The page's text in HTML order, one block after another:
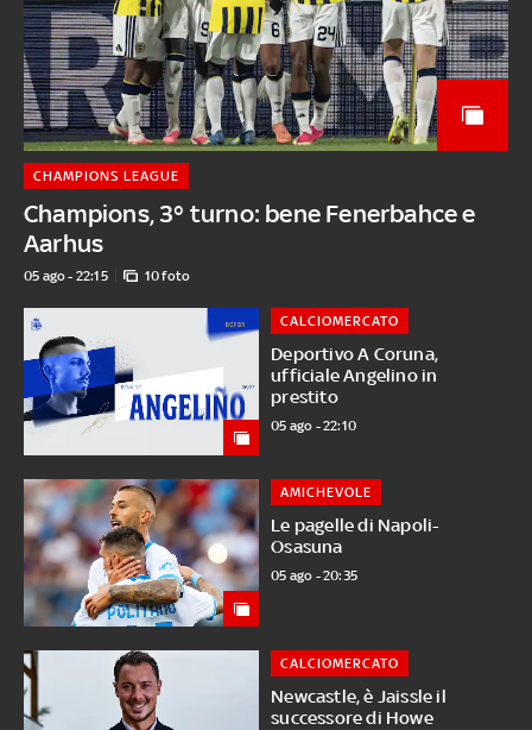
Champions, 3° turno: bene Fenerbahce e
Aarhus
CHAMPIONS LEAGUE
05 ago - 22:15 10 foto
Deportivo A Coruna,
ufficiale Angelino in
prestito
CALCIOMERCATO
05 ago - 22:10
Le pagelle di Napoli-
Osasuna
AMICHEVOLE
05 ago - 20:35
Newcastle, è Jaissle il
successore di Howe
CALCIOMERCATO